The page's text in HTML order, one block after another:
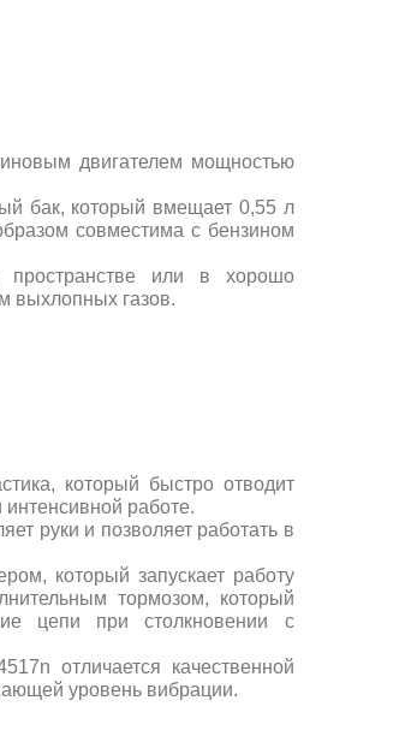
двигателем мощностью
бак, который вмещает 0,55 л
совместима с бензином
пространстве или в хорошо
выхлопных газов.
который быстро отводит
работе.
руки и позволяет работать в
который запускает работу
тормозом, который
цепи при столкновении с
отличается качественной
уровень вибрации.